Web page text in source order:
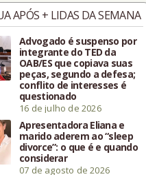
APÓS + LIDAS DA SEMANA
Advogado é suspenso por
integrante do TED da
OAB/ES que copiava suas
peças, segundo a defesa;
conflito de interesses é
questionado
16 de julho de 2026
Apresentadora Eliana e
marido aderem ao “sleep
divorce”: o que é e quando
considerar
07 de agosto de 2026